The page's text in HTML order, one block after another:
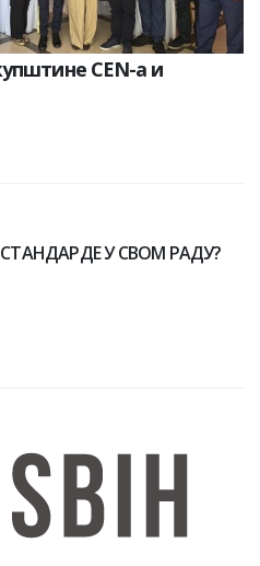
CEN-а и
У СВОМ РАДУ?